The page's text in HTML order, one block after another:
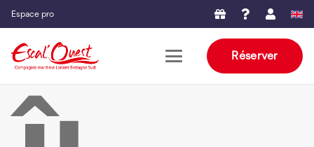
Espace pro
Réserver